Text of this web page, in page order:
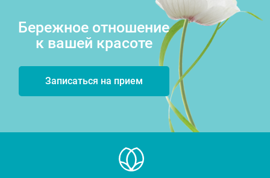
Бережное отношение
к вашей красоте
Записаться на прием